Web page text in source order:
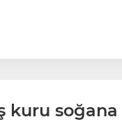
kuru soğana